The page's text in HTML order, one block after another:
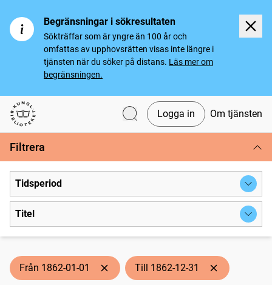
Begränsningar i sökresultaten
Sökträffar som är yngre än 100 år och
omfattas av upphovsrätten visas inte längre i
tjänsten när du söker på distans. Läs mer om
begränsningen.
Svenska tidningar
Logga in Om tjänsten
Filtrera
Tidsperiod
Titel
Från 1862-01-01 Till 1862-12-31